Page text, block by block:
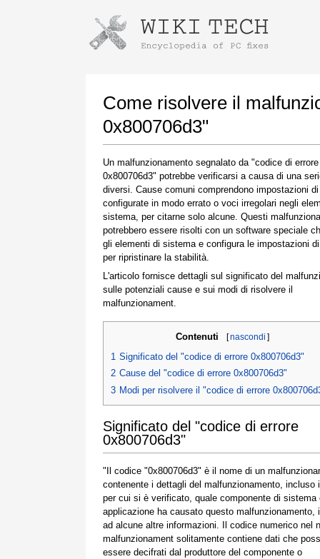
Come risolvere il
0x800706d3"
Un malfunzionamento segnalato da "codice di errore
0x800706d3" potrebbe verificarsi a causa di una
diversi. Cause comuni comprendono impostazioni
configurate in modo errato o voci irregolari negli
sistema, per citarne solo alcune. Questi
potrebbero essere risolti con un software speciale
gli elementi di sistema e configura le impostazioni
per ripristinare la stabilità.
L'articolo fornisce dettagli sul significato del
sulle potenziali cause e sui modi di risolvere il
malfunzionament.
Contenuti [nascondi ]
1 Significato del "codice di errore 0x800706d3"
2 Cause del "codice di errore 0x800706d3"
3 Modi per risolvere il "codice di errore
Significato del "codice di errore
0x800706d3"
"Il codice "0x800706d3" è il nome di un
contenente i dettagli del malfunzionamento, incluso
per cui si è verificato, quale componente di sistema
applicazione ha causato questo malfunzionamento,
ad alcune altre informazioni. Il codice numerico nel
malfunzionament solitamente contiene dati che
essere decifrati dal produttore del componente o
Istruzioni per il download con
Una volta completato il download, fare clic sul
collegamento al file scaricato